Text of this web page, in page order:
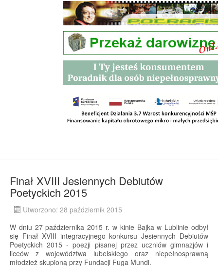
Finał XVIII Jesiennych Debiutów
Poetyckich 2015
Utworzono: 28 październik 2015
W dniu 27 października 2015 r. w kinie Bajka w Lublinie odbył
się Finał XVIII integracyjnego konkursu Jesiennych Debiutów
Poetyckich 2015 - poezji pisanej przez uczniów gimnazjów i
liceów z województwa lubelskiego oraz niepełnosprawną
młodzież skupioną przy Fundacji Fuga Mundi.